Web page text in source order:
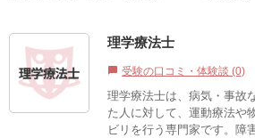
理学療法士
chat_bubble 受験の口コミ・体験談 (0)
理学療法士は、病気・事故
た人に対して、運動療法や
ビリを行う専門家です。障